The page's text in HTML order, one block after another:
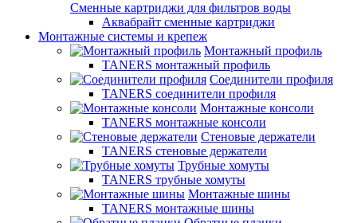
Сменные картриджи для фильтров воды
Аквабрайт сменные картриджи
Монтажные системы и крепеж
Монтажный профиль
TANERS монтажный профиль
Соединители профиля
TANERS соединители профиля
Монтажные консоли
TANERS монтажные консоли
Стеновые держатели
TANERS стеновые держатели
Трубные хомуты
TANERS трубные хомуты
Монтажные шины
TANERS монтажные шины